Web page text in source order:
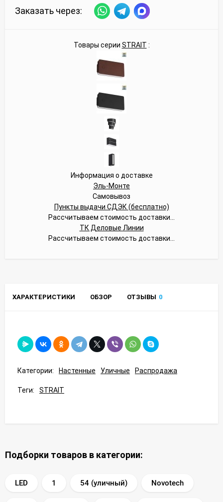
Заказать через:
Товары серии STRAIT :
Информация о доставке
Эль-Монте
Самовывоз
Пункты выдачи СДЭК (бесплатно)
Рассчитываем стоимость доставки...
ТК Деловые Линии
Рассчитываем стоимость доставки...
ХАРАКТЕРИСТИКИ ОБЗОР ОТЗЫВЫ 0
Категории: Настенные Уличные Распродажа
Теги: STRAIT
Подборки товаров в категории:
LED 1 54 (уличный) Novotech